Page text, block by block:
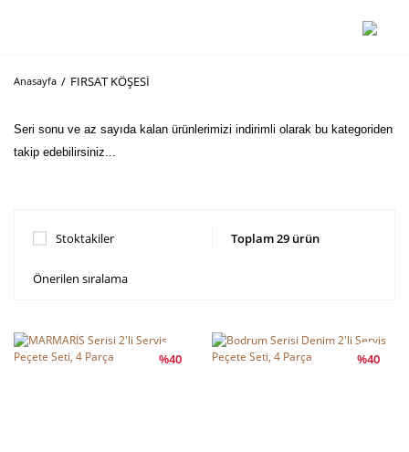
Anasayfa FIRSAT KÖŞESİ
Seri sonu ve az sayıda kalan ürünlerimizi indirimli olarak bu kategoriden
takip edebilirsiniz...
Stoktakiler Toplam 29 ürün
%40 %40